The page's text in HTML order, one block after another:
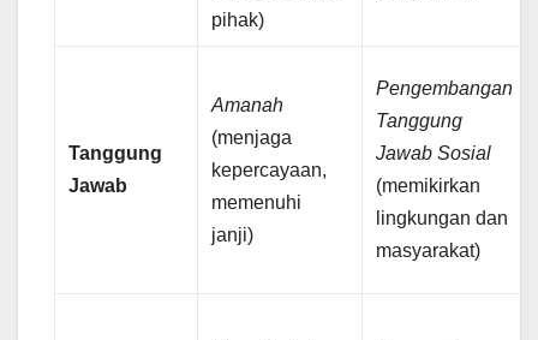
pihak)
Tanggung
Jawab
Amanah
(menjaga
kepercayaan,
memenuhi
janji)
Pengembangan
Tanggung
Jawab Sosial
(memikirkan
lingkungan dan
masyarakat)